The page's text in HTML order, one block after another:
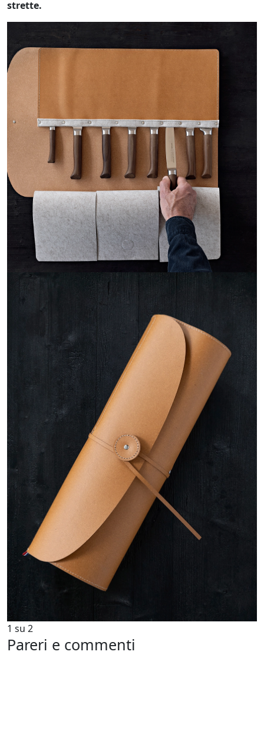
strette.
1 su 2
Pareri e commenti